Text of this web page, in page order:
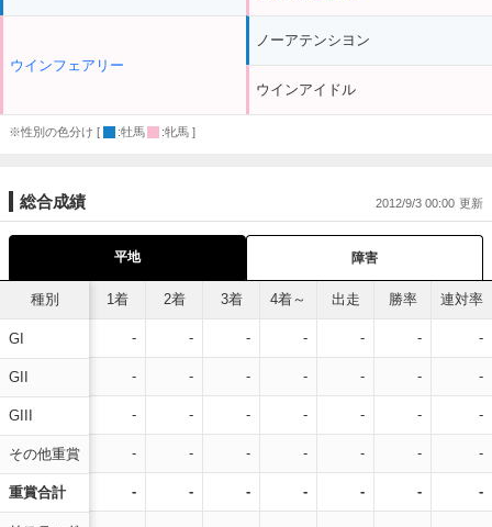
ウインフェアリー
ノーアテンシヨン
ウインアイドル
※性別の色分け [ :牡馬 :牝馬 ]
総合成績 2012/9/3 00:00
平地 障害
種別
GI
GII
GIII
その他重賞
重賞合計
1着 2着 3着 4着～ 出走 勝率 連対率
- - - - - - -
- - - - - - -
- - - - - - -
- - - - - - -
- - - - - - -